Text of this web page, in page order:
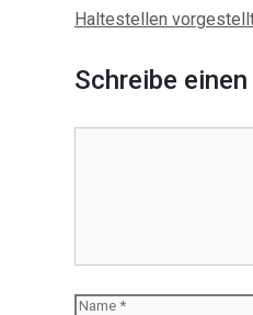
Haltestellen
Schreibe
Name